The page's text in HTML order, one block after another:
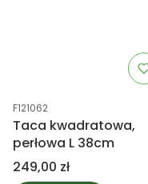
Kod produktu
F121062
Taca kwadratowa,
perłowa L 38cm
Cena
249,00 zł